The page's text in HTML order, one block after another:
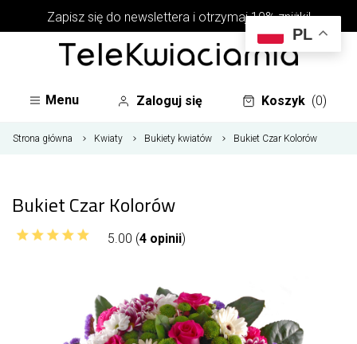
Zapisz się do newslettera i otrzymaj 10% zniżki!
Menu Zaloguj się Koszyk (0)
Strona główna Kwiaty Bukiety kwiatów Bukiet Czar Kolorów
Bukiet Czar Kolorów
5.00 (4 opinii)
PL